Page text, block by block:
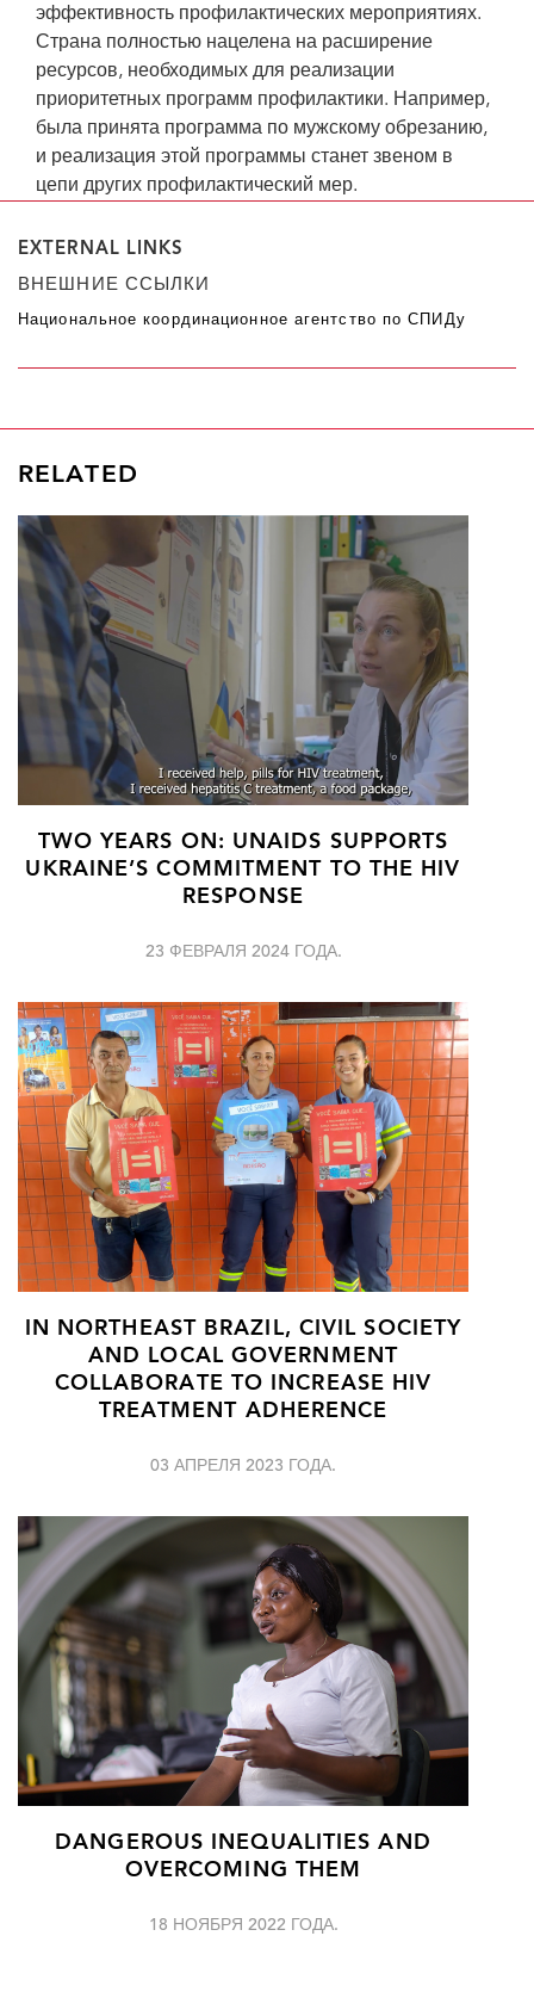
эффективность профилактических мероприятиях.
Страна полностью нацелена на расширение
ресурсов, необходимых для реализации
приоритетных программ профилактики. Например,
была принята программа по мужскому обрезанию,
и реализация этой программы станет звеном в
цепи других профилактический мер.
EXTERNAL LINKS
ВНЕШНИЕ ССЫЛКИ
Национальное координационное агентство по СПИДу
RELATED
TWO YEARS ON: UNAIDS SUPPORTS
UKRAINE’S COMMITMENT TO THE HIV
RESPONSE
23 ФЕВРАЛЯ 2024 ГОДА.
IN NORTHEAST BRAZIL, CIVIL SOCIETY
AND LOCAL GOVERNMENT
COLLABORATE TO INCREASE HIV
TREATMENT ADHERENCE
03 АПРЕЛЯ 2023 ГОДА.
DANGEROUS INEQUALITIES AND
OVERCOMING THEM
18 НОЯБРЯ 2022 ГОДА.